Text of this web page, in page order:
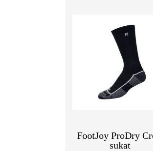
FootJoy ProDry
sukat